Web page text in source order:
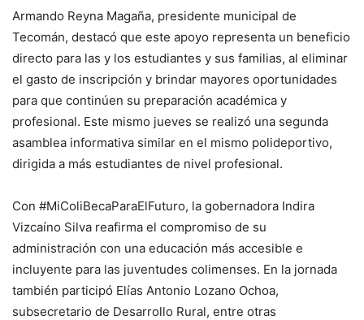
Armando Reyna Magaña, presidente municipal de
Tecomán, destacó que este apoyo representa un beneficio
directo para las y los estudiantes y sus familias, al eliminar
el gasto de inscripción y brindar mayores oportunidades
para que continúen su preparación académica y
profesional. Este mismo jueves se realizó una segunda
asamblea informativa similar en el mismo polideportivo,
dirigida a más estudiantes de nivel profesional.
Con #MiColiBecaParaElFuturo, la gobernadora Indira
Vizcaíno Silva reafirma el compromiso de su
administración con una educación más accesible e
incluyente para las juventudes colimenses. En la jornada
también participó Elías Antonio Lozano Ochoa,
subsecretario de Desarrollo Rural, entre otras